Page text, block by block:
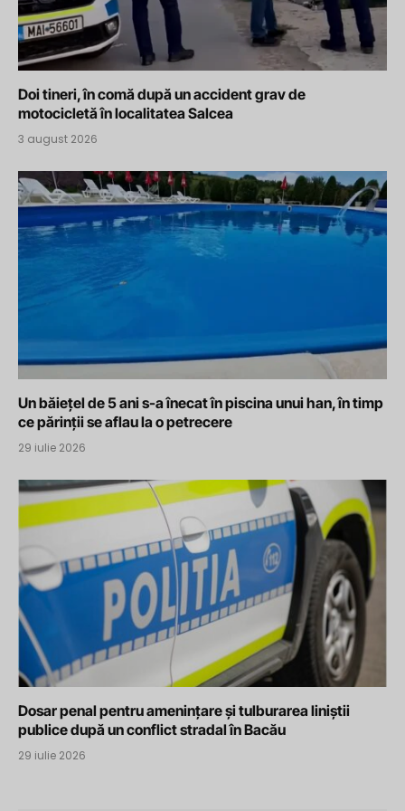
Doi tineri, în comă după un accident grav de
motocicletă în localitatea Salcea
3 august 2026
Un băiețel de 5 ani s-a înecat în piscina unui han, în timp
ce părinții se aflau la o petrecere
29 iulie 2026
Dosar penal pentru amenințare și tulburarea liniștii
publice după un conflict stradal în Bacău
29 iulie 2026